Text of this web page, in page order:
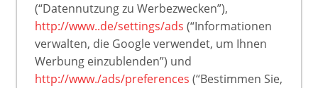
(“Datennutzung zu Werbezwecken”),
http://www..de/settings/ads (“Informationen
verwalten, die Google verwendet, um Ihnen
Werbung einzublenden”) und
http://www./ads/preferences (“Bestimmen Sie,